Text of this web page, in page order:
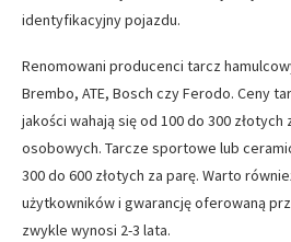
identyfikacyjny pojazdu.
Renomowani producenci tarcz
Brembo, ATE, Bosch czy Ferodo. Ceny
jakości wahają się od 100 do 300
osobowych. Tarcze sportowe lub
300 do 600 złotych za parę. Warto
użytkowników i gwarancję oferowaną
zwykle wynosi 2-3 lata.